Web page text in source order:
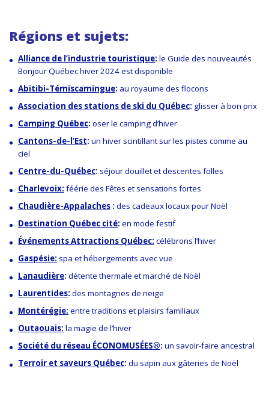
Régions et sujets:
Alliance de l’industrie touristique: le Guide des nouveautés
Bonjour Québechiver 2024est disponible
Abitibi-Témiscamingue: au royaume des flocons
Association des stations de ski du Québec: glisser à bon prix
Camping Québec: oserle camping d’hiver
Cantons-de-l’Est: un hiver scintillant sur les pistes comme au
ciel
Centre-du-Québec: séjourdouillet et descentes folles
Charlevoix: féérie des Fêtes et sensations fortes
Chaudière-Appalaches : des cadeaux locaux pour Noël
Destination Québec cité: en mode festif
Événements Attractions Québec: célébrons l’hiver
Gaspésie: spa et hébergements avecvue
Lanaudière: détente thermale et marché de Noël
Laurentides: des montagnes de neige
Montérégie: entre traditions et plaisirs familiaux
Outaouais: la magie de l’hiver
Société du réseau ÉCONOMUSÉES®: un savoir-faire ancestral
Terroir et saveurs Québec: du sapin aux gâteries de Noël